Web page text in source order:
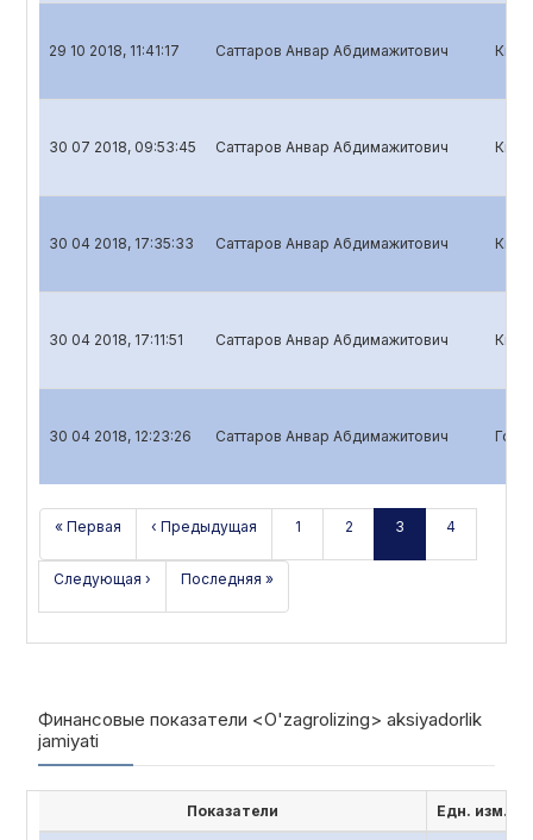
29 10 2018, 11:41:17 Саттаров Анвар Абдимажитович
30 07 2018, 09:53:45 Саттаров Анвар Абдимажитович
30 04 2018, 17:35:33 Саттаров Анвар Абдимажитович
30 04 2018, 17:11:51 Саттаров Анвар Абдимажитович
30 04 2018, 12:23:26 Саттаров Анвар Абдимажитович
« Первая ‹ Предыдущая 1 2 3 4
Следующая › Последняя »
Финансовые показатели <O'zagrolizing> aksiyadorlik
jamiyati
Показатели Едн. изм.